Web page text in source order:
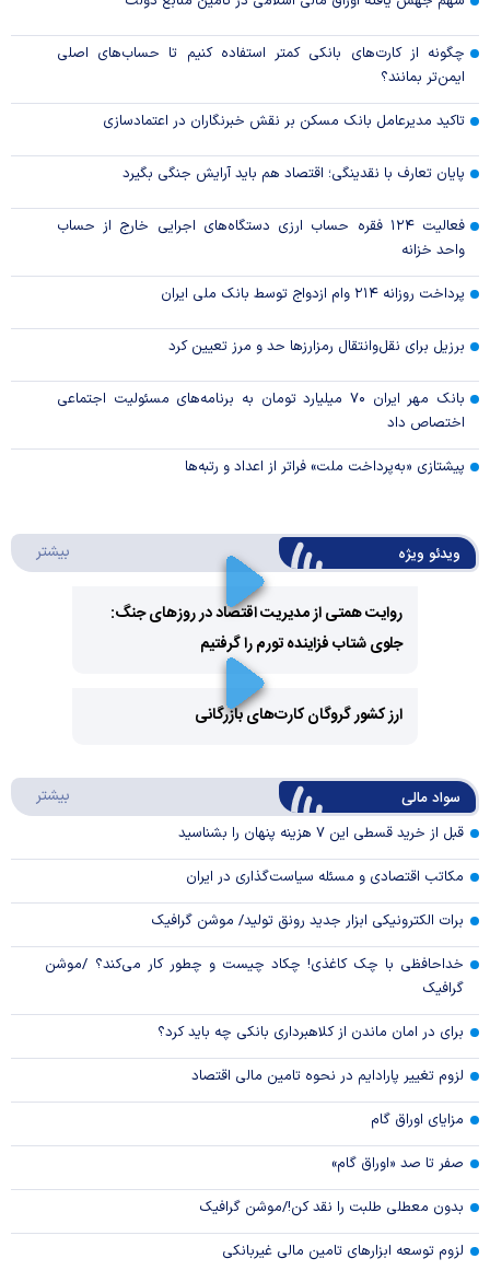
چگونه از کارت‌های بانکی کمتر استفاده کنیم تا حساب‌های اصلی
ایمن‌تر بمانند؟
تاکید مدیرعامل بانک مسکن بر نقش خبرنگاران در اعتمادسازی
پایان تعارف با نقدینگی؛ اقتصاد هم باید آرایش جنگی بگیرد
فعالیت ۱۲۴ فقره حساب ارزی دستگاه‌های اجرایی خارج از حساب
واحد خزانه
پرداخت روزانه ۲۱۴ وام ازدواج توسط بانک ملی ایران
برزیل برای نقل‌وانتقال رمزارزها حد و مرز تعیین کرد
بانک مهر ایران ۷۰ میلیارد تومان به برنامه‌های مسئولیت اجتماعی
اختصاص داد
پیشتازی «به‌پرداخت ملت» فراتر از اعداد و رتبه‌ها
ویدئو ویژه بیشتر
Play
Video
روایت همتی از مدیریت اقتصاد در روزهای جنگ:
جلوی شتاب فزاینده تورم را گرفتیم
Video
ارز کشور گروگان کارت‌های بازرگانی
سواد مالی بیشتر
قبل از خرید قسطی این ۷ هزینه پنهان را بشناسید
مکاتب اقتصادی و مسئله سیاست‌گذاری در ایران
برات الکترونیکی ابزار جدید رونق تولید/ موشن گرافیک
خداحافظی با چک کاغذی! چکاد چیست و چطور کار می‌کند؟ /موشن
گرافیک
برای در امان ماندن از کلاهبرداری بانکی چه باید کرد؟
لزوم تغییر پارادایم در نحوه تامین مالی اقتصاد
مزایای اوراق گام
صفر تا صد «اوراق گام»
بدون معطلی طلبت را نقد کن!/موشن گرافیک
لزوم توسعه ابزارهای تامین مالی غیربانکی